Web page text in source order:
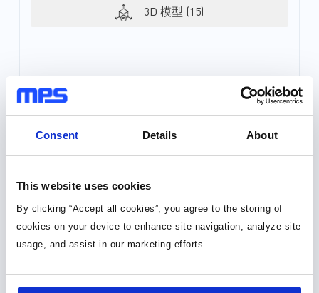
Consent Details About
This website uses cookies
By clicking “Accept all cookies”, you agree to the storing of
cookies on your device to enhance site navigation, analyze site
usage, and assist in our marketing efforts.
3D 模型 (15)